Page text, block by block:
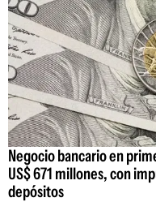
Negocio bancario en
US$ 671 millones, con
depósitos